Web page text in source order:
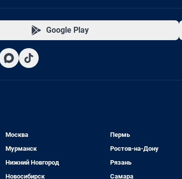
Google Play
Москва
Мурманск
Нижний Новгород
Новосибирск
Пермь
Ростов-на-Дону
Рязань
Самара